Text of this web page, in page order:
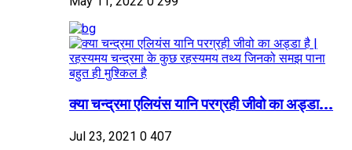
क्या चन्द्रमा एलियंस यानि परग्रही जीवो का अड्डा...
Jul 23, 2021 0 407